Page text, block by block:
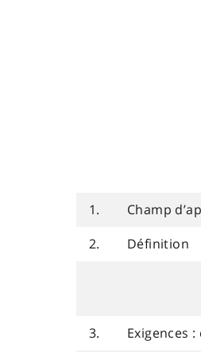
1.
Champ
2.
Définition
3.
Exigences